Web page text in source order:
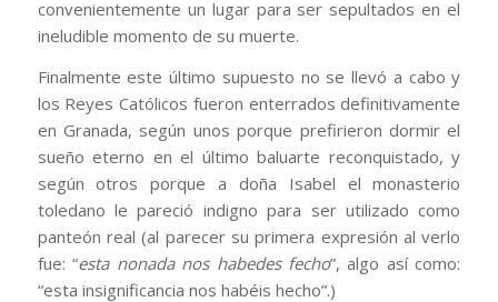
convenientemente un lugar para ser sepultados en el
ineludible momento de su muerte.
Finalmente este último supuesto no se llevó a cabo y
los Reyes Católicos fueron enterrados definitivamente
en Granada, según unos porque prefirieron dormir el
sueño eterno en el último baluarte reconquistado, y
según otros porque a doña Isabel el monasterio
toledano le pareció indigno para ser utilizado como
panteón real (al parecer su primera expresión al verlo
fue: “esta nonada nos habedes fecho”, algo así como:
“esta insignificancia nos habéis hecho”.)